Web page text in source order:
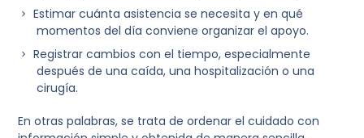
Estimar cuánta asistencia se necesita y en qué
momentos del día conviene organizar el apoyo.
Registrar cambios con el tiempo, especialmente
después de una caída, una hospitalización o una
cirugía.
En otras palabras, se trata de ordenar el cuidado con